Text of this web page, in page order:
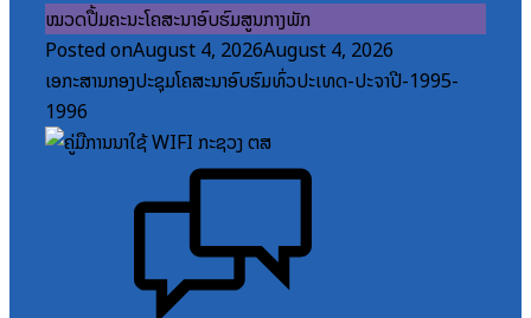
ໝວດປື້ມຄະນະໂຄສະນາອົບຮົມສູນກາງພັກ
Posted onAugust 4, 2026August 4, 2026
ເອກະສານກອງປະຊຸມໂຄສະນາອົບຮົມທົ່ວປະເທດ-ປະຈໍາປີ-1995-
1996